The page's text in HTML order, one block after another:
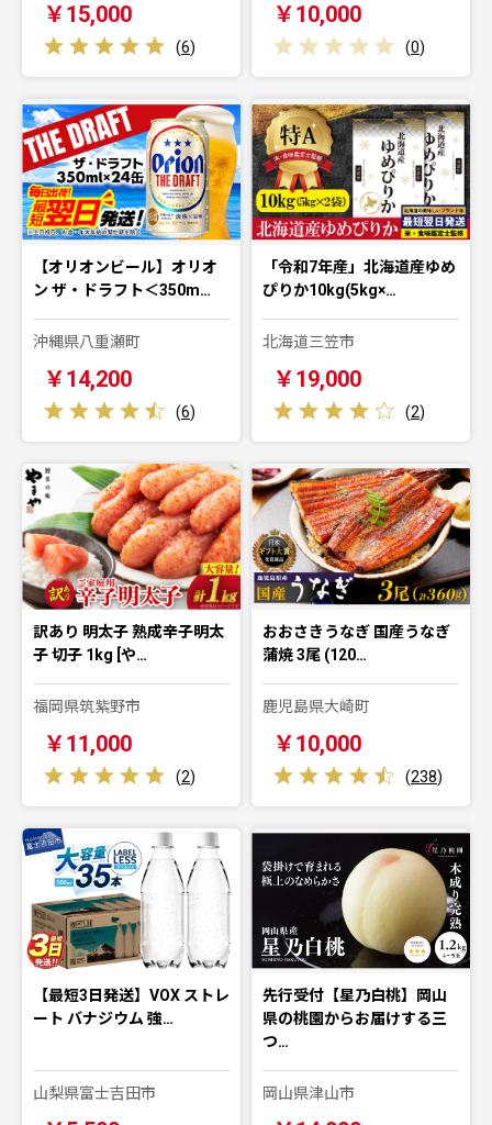
￥15,000
(6)
￥10,000
(0)
【オリオンビール】オリオ
ン ザ・ドラフト＜350m…
沖縄県八重瀬町
￥14,200
(6)
「令和7年産」北海道産ゆめ
ぴりか10kg(5kg×…
北海道三笠市
￥19,000
(2)
訳あり 明太子 熟成辛子明太
子 切子 1kg [や…
福岡県筑紫野市
￥11,000
(2)
おおさきうなぎ 国産うなぎ
蒲焼 3尾 (120…
鹿児島県大崎町
￥10,000
(238)
【最短3日発送】VOX ストレ
ート バナジウム 強…
山梨県富士吉田市
先行受付【星乃白桃】岡山
県の桃園からお届けする三
つ…
岡山県津山市